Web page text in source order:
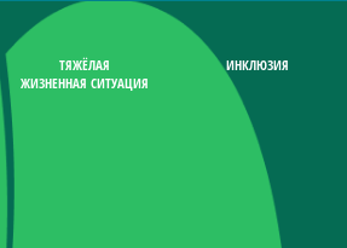
ТЯЖЁЛАЯ
ЖИЗНЕННАЯ СИТУАЦИЯ
ИНКЛЮЗИЯ